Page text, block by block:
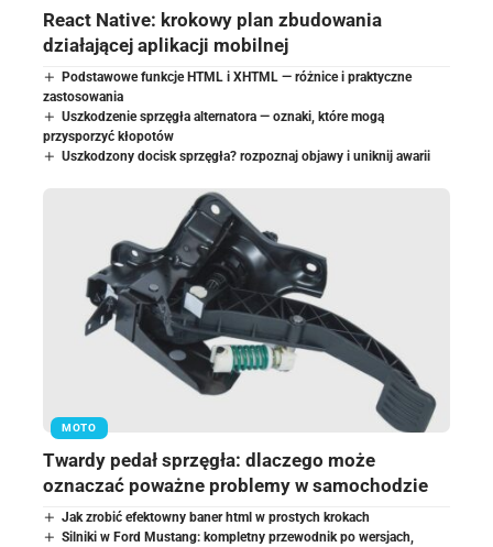
React Native: krokowy plan zbudowania
działającej aplikacji mobilnej
Podstawowe funkcje HTML i XHTML — różnice i praktyczne
zastosowania
Uszkodzenie sprzęgła alternatora — oznaki, które mogą
przysporzyć kłopotów
Uszkodzony docisk sprzęgła? rozpoznaj objawy i uniknij awarii
MOTO
Twardy pedał sprzęgła: dlaczego może
oznaczać poważne problemy w samochodzie
Jak zrobić efektowny baner html w prostych krokach
Silniki w Ford Mustang: kompletny przewodnik po wersjach,